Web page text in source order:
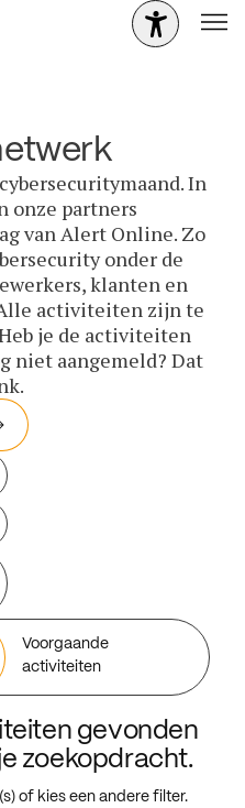
In
onze partners
van Alert Online. Zo
onder de
klanten en
activiteiten zijn te
je de activiteiten
niet aangemeld? Dat
Voorgaande
activiteiten
gevonden
zoekopdracht.
of kies een andere filter.